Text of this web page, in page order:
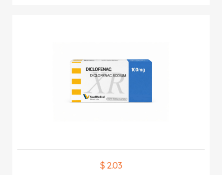
$ 2.03